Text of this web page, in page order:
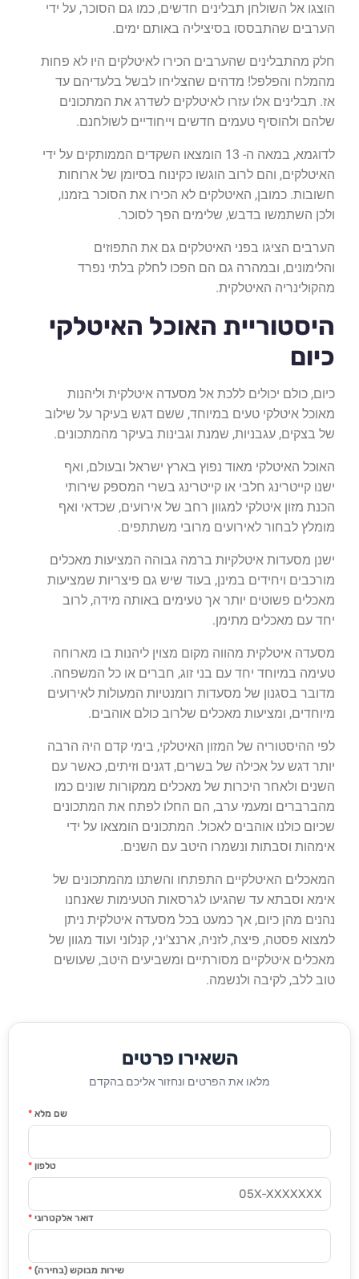
הוצגו אל השולחן תבלינים חדשים, כמו גם הסוכר, על ידי
הערבים שהתבססו בסיציליה באותם ימים.
חלק מהתבלינים שהערבים הכירו לאיטלקים היו לא פחות
מהמלח והפלפל! מדהים שהצליחו לבשל בלעדיהם עד
אז. תבלינים אלו עזרו לאיטלקים לשדרג את המתכונים
שלהם ולהוסיף טעמים חדשים וייחודיים לשולחנם.
לדוגמא, במאה ה- 13 הומצאו השקדים הממותקים על ידי
האיטלקים, והם לרוב הוגשו כקינוח בסיומן של ארוחות
חשובות. כמובן, האיטלקים לא הכירו את הסוכר בזמנו,
ולכן השתמשו בדבש, שלימים הפך לסוכר.
הערבים הציגו בפני האיטלקים גם את התפוזים
והלימונים, ובמהרה גם הם הפכו לחלק בלתי נפרד
מהקולינריה האיטלקית.
היסטוריית האוכל האיטלקי
כיום
כיום, כולם יכולים ללכת אל מסעדה איטלקית וליהנות
מאוכל איטלקי טעים במיוחד, ששם דגש בעיקר על שילוב
של בצקים, עגבניות, שמנת וגבינות בעיקר מהמתכונים.
האוכל האיטלקי מאוד נפוץ בארץ ישראל ובעולם, ואף
ישנו קייטרינג חלבי או קייטרינג בשרי המספק שירותי
הכנת מזון איטלקי למגוון רחב של אירועים, שכדאי ואף
מומלץ לבחור לאירועים מרובי משתתפים.
ישנן מסעדות איטלקיות ברמה גבוהה המציעות מאכלים
מורכבים ויחידים במינן, בעוד שיש גם פיצריות שמציעות
מאכלים פשוטים יותר אך טעימים באותה מידה, לרוב
יחד עם מאכלים מתימן.
מסעדה איטלקית מהווה מקום מצוין ליהנות בו מארוחה
טעימה במיוחד יחד עם בני זוג, חברים או כל המשפחה.
מדובר בסגנון של מסעדות רומנטיות המעולות לאירועים
מיוחדים, ומציעות מאכלים שלרוב כולם אוהבים.
לפי ההיסטוריה של המזון האיטלקי, בימי קדם היה הרבה
יותר דגש על אכילה של בשרים, דגנים וזיתים, כאשר עם
השנים ולאחר היכרות של מאכלים ממקורות שונים כמו
מהברברים ומעמי ערב, הם החלו לפתח את המתכונים
שכיום כולנו אוהבים לאכול. המתכונים הומצאו על ידי
אימהות וסבתות ונשמרו היטב עם השנים.
המאכלים האיטלקיים התפתחו והשתנו מהמתכונים של
אימא וסבתא עד שהגיעו לגרסאות הטעימות שאנחנו
נהנים מהן כיום, אך כמעט בכל מסעדה איטלקית ניתן
למצוא פסטה, פיצה, לזניה, ארנצ'יני, קנלוני ועוד מגוון של
מאכלים איטלקיים מסורתיים ומשביעים היטב, שעושים
טוב ללב, לקיבה ולנשמה.
השאירו פרטים
מלאו את הפרטים ונחזור אליכם בהקדם
שם מלא *
טלפון *
דואר אלקטרוני *
שירות מבוקש (בחירה) *